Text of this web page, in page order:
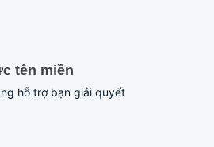
tên miền
hỗ trợ bạn giải quyết